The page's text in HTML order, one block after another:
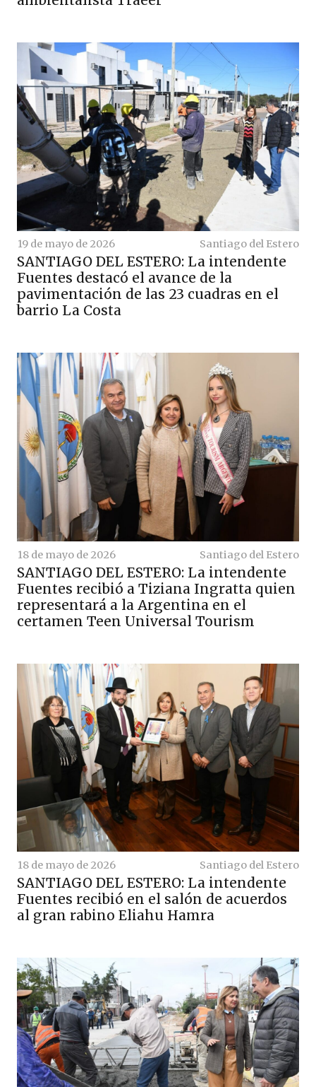
19 de mayo de 2026 Santiago del Estero
SANTIAGO DEL ESTERO: La intendente
Fuentes destacó el avance de la
pavimentación de las 23 cuadras en el
barrio La Costa
18 de mayo de 2026 Santiago del Estero
SANTIAGO DEL ESTERO: La intendente
Fuentes recibió a Tiziana Ingratta quien
representará a la Argentina en el
certamen Teen Universal Tourism
18 de mayo de 2026 Santiago del Estero
SANTIAGO DEL ESTERO: La intendente
Fuentes recibió en el salón de acuerdos
al gran rabino Eliahu Hamra